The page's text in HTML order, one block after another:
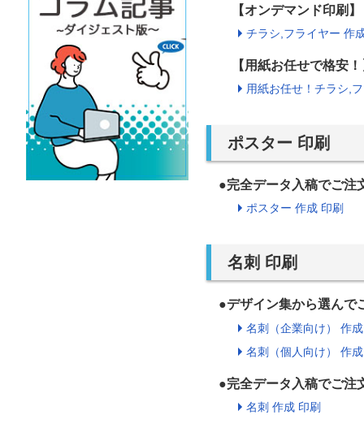
【オンデマンド印刷】
チラシ,フライヤー 作
【用紙お任せで格安！
用紙お任せ！チラシ,
ポスター 印刷
●完全データ入稿でご注
ポスター 作成 印刷
名刺 印刷
●デザイン集から選んで
名刺（企業向け） 作
名刺（個人向け） 作
●完全データ入稿でご注
名刺 作成 印刷